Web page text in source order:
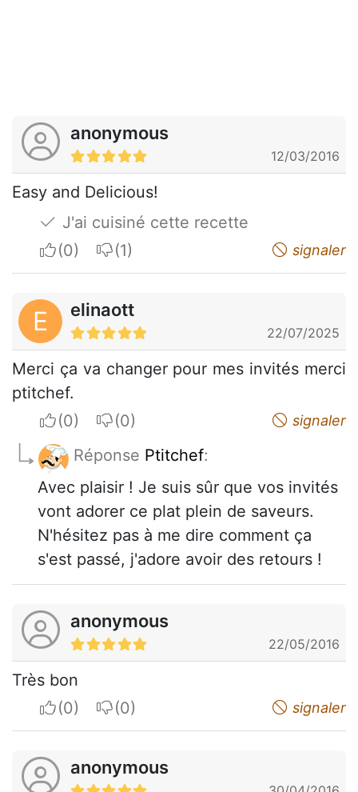
anonymous
12/03/2016
Easy and Delicious!
J'ai cuisiné cette recette
I apreciateI do not appreciate signaler
E elinaott
22/07/2025
Merci ça va changer pour mes invités merci
ptitchef.
I apreciateI do not appreciate signaler
Réponse Ptitchef:
Avec plaisir ! Je suis sûr que vos invités
vont adorer ce plat plein de saveurs.
N'hésitez pas à me dire comment ça
s'est passé, j'adore avoir des retours !
anonymous
22/05/2016
Très bon
I apreciateI do not appreciate signaler
anonymous